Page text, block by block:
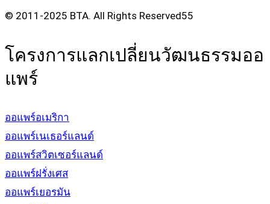
© 2011-2025 BTA. All Rights Reserved55
โครงการแลกเปลี่ยนวัฒนธรรมออ
แพร์
ออแพร์อเมริกา
ออแพร์เนเธอร์แลนด์
ออแพร์สวิตเซอร์แลนด์
ออแพร์ฝรั่งเศส
ออแพร์เยอรมัน